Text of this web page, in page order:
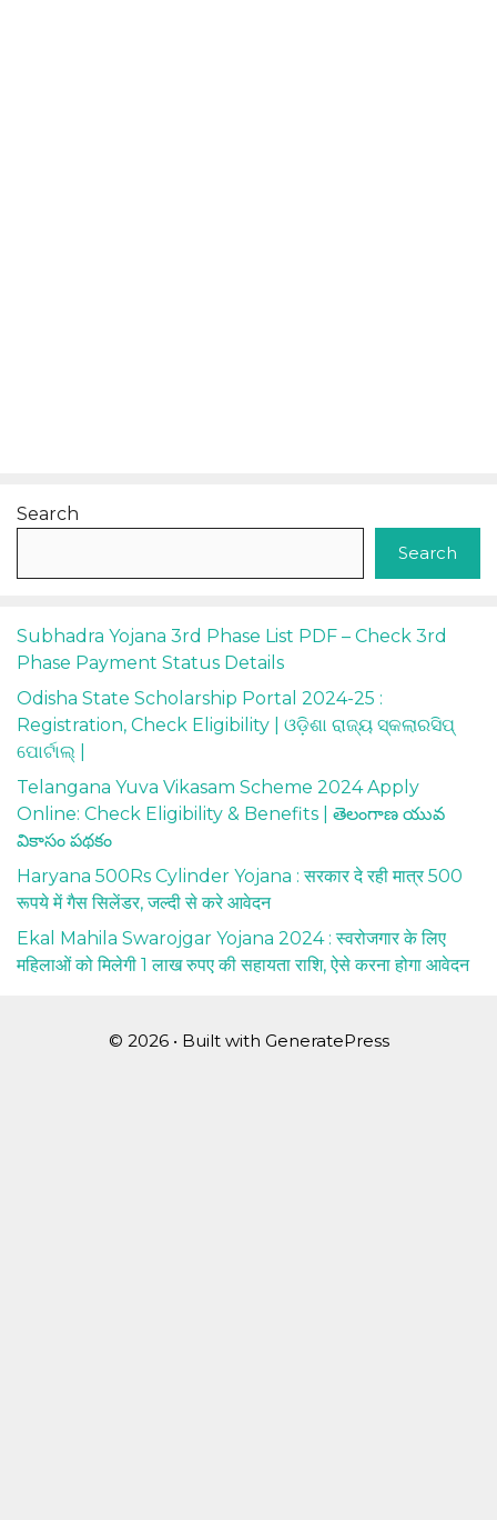
Search
Search
Subhadra Yojana 3rd Phase List PDF – Check 3rd
Phase Payment Status Details
Odisha State Scholarship Portal 2024-25 :
Registration, Check Eligibility | ଓଡ଼ିଶା ରାଜ୍ୟ ସ୍କଲାରସିପ୍
ପୋର୍ଟାଲ୍ |
Telangana Yuva Vikasam Scheme 2024 Apply
Online: Check Eligibility & Benefits | తెలంగాణ యువ
వికాసం పథకం
Haryana 500Rs Cylinder Yojana : सरकार दे रही मात्र 500
रूपये में गैस सिलेंडर, जल्दी से करे आवेदन
Ekal Mahila Swarojgar Yojana 2024 : स्वरोजगार के लिए
महिलाओं को मिलेगी 1 लाख रुपए की सहायता राशि, ऐसे करना होगा आवेदन
© 2026 • Built with GeneratePress